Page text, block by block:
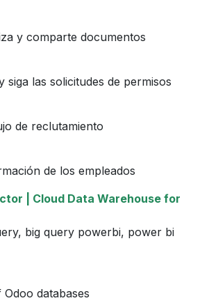
y comparte documentos
siga las solicitudes de permisos
de reclutamiento
de los empleados
| Cloud Data Warehouse for
big query powerbi, power bi
databases